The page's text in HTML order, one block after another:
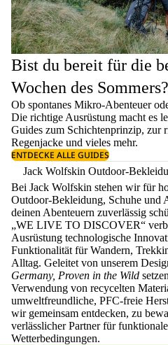
Bist du bereit für die
Wochen des Sommers?
Ob spontanes Mikro-Abenteuer
Die richtige Ausrüstung macht es
Guides zum Schichtenprinzip, zur
Regenjacke und vieles mehr.
ENTDECKE ALLE GUIDES
Jack Wolfskin Outdoor-
Bei Jack Wolfskin stehen wir für
Outdoor-Bekleidung, Schuhe und
deinen Abenteuern zuverlässig
„WE LIVE TO DISCOVER“
Ausrüstung technologische
Funktionalität für Wandern,
Alltag. Geleitet von unserem
Germany, Proven in the Wild
Verwendung von recycelten
umweltfreundliche, PFC-freie
wir gemeinsam entdecken, zu
verlässlicher Partner für
Wetterbedingungen.